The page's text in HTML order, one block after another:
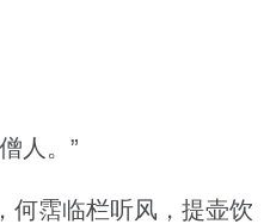
人。”
霑临栏听风，提壶饮